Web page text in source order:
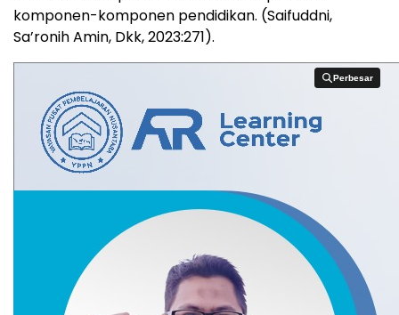
komponen-komponen pendidikan. (Saifuddni,
Sa’ronih Amin, Dkk, 2023:271).
Perbesar
Perbesar